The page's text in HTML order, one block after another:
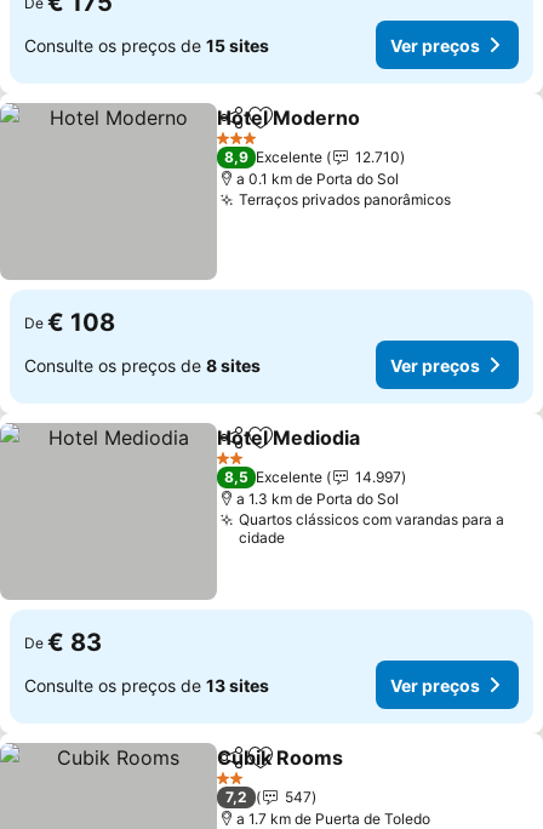
Consulte os preços de 15 sites Ver preços
PartilharAdicionar aos favoritos
Hotel Moderno
3 Estrelas
8,9 Excelente
12.710
a 0.1 km de Porta do Sol
Terraços privados panorâmicosVer
De € 108
Consulte os preços de 8 sites Ver preços
PartilharAdicionar aos favoritos
Hotel Mediodia
2 Estrelas
8,5 Excelente
14.997
a 1.3 km de Porta do Sol
Quartos clássicos com varandas para a
cidade
De € 83
Consulte os preços de 13 sites Ver preços
PartilharAdicionar aos favoritos
Cubik Rooms
2 Estrelas
7,2
547
a 1.7 km de Puerta de Toledo